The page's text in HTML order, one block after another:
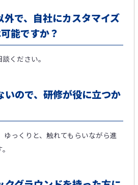
外で、自社にカスタマイズ
能ですか？
ください。​
いので、研修が役に立つか
ゆっくりと、触れてもらいながら進